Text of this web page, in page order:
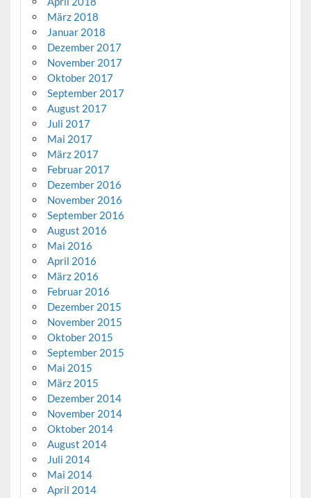
März 2018
Januar 2018
Dezember 2017
November 2017
Oktober 2017
September 2017
August 2017
Juli 2017
Mai 2017
März 2017
Februar 2017
Dezember 2016
November 2016
September 2016
August 2016
Mai 2016
April 2016
März 2016
Februar 2016
Dezember 2015
November 2015
Oktober 2015
September 2015
Mai 2015
März 2015
Dezember 2014
November 2014
Oktober 2014
August 2014
Juli 2014
Mai 2014
April 2014